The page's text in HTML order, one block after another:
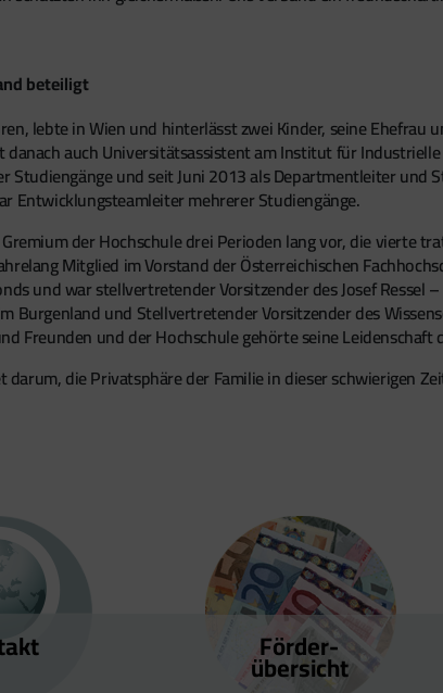
beteiligt
lebte in Wien und hinterlässt zwei Kinder, seine
auch Universitätsassistent am Institut für
Studiengänge und seit Juni 2013 als Departmentleiter und
Entwicklungsteamleiter mehrerer Studiengänge.
der Hochschule drei Perioden lang vor, die vierte
Mitglied im Vorstand der Österreichischen
und war stellvertretender Vorsitzender des Josef Ressel
Burgenland und Stellvertretender Vorsitzender des
Freunden und der Hochschule gehörte seine Leidenschaft
die Privatsphäre der Familie in dieser schwierigen
Förder­
übersicht